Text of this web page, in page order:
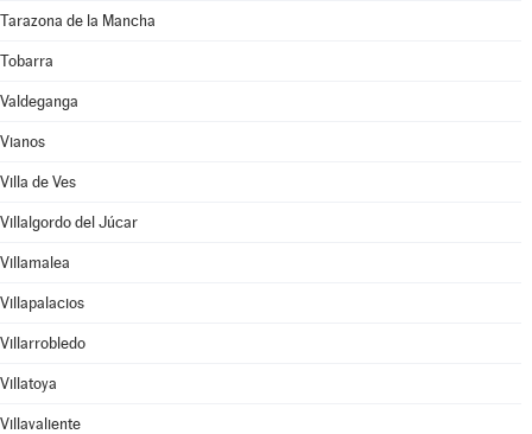
Tarazona de la Mancha
Tobarra
Valdeganga
Vianos
Villa de Ves
Villalgordo del Júcar
Villamalea
Villapalacios
Villarrobledo
Villatoya
Villavaliente